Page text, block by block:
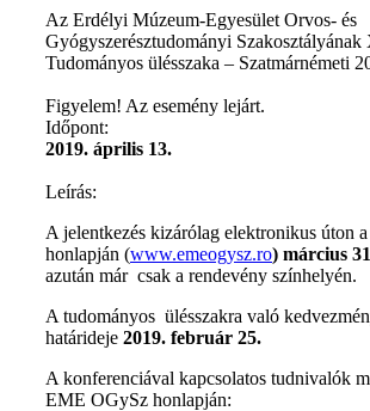
Az Erdélyi Múzeum-Egyesület Orvos- és
Gyógyszerésztudományi
Tudományos ülésszaka – Szatmárnémeti
Figyelem! Az esemény lejárt.
Időpont:
2019. április 13.
Leírás:
A jelentkezés kizárólag elektronikus úton
honlapján (www.emeogysz.ro) március 31
azután már csak a rendevény színhelyén.
A tudományos ülésszakra való
határideje 2019. február 25.
A konferenciával kapcsolatos tudnivalók
EME OGySz honlapján: